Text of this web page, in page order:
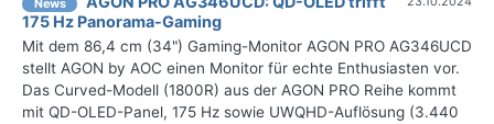
News
175 Hz Panorama-Gaming
Mit dem 86,4 cm (34") Gaming-Monitor AGON PRO AG346UCD
stellt AGON by AOC einen Monitor für echte Enthusiasten vor.
Das Curved-Modell (1800R) aus der AGON PRO Reihe kommt
mit QD-OLED-Panel, 175 Hz sowie UWQHD-Auflösung (3.440